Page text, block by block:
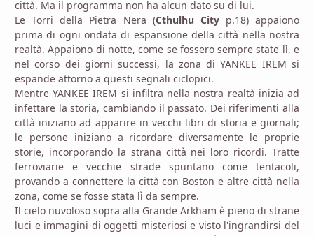
città. Ma il programma non ha alcun dato su di lui.
Le Torri della Pietra Nera (Cthulhu City p.18) appaiono
prima di ogni ondata di espansione della città nella nostra
realtà. Appaiono di notte, come se fossero sempre state lì, e
nel corso dei giorni successi, la zona di YANKEE IREM si
espande attorno a questi segnali ciclopici.
Mentre YANKEE IREM si infiltra nella nostra realtà inizia ad
infettare la storia, cambiando il passato. Dei riferimenti alla
città iniziano ad apparire in vecchi libri di storia e giornali;
le persone iniziano a ricordare diversamente le proprie
storie, incorporando la strana città nei loro ricordi. Tratte
ferroviarie e vecchie strade spuntano come tentacoli,
provando a connettere la città con Boston e altre città nella
zona, come se fosse stata lì da sempre.
Il cielo nuvoloso sopra alla Grande Arkham è pieno di strane
luci e immagini di oggetti misteriosi e visto l'ingrandirsi del